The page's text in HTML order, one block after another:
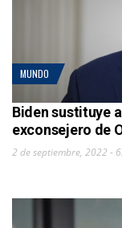
MUNDO
Biden sustituye
exconsejero de
2 de septiembre, 2022 -